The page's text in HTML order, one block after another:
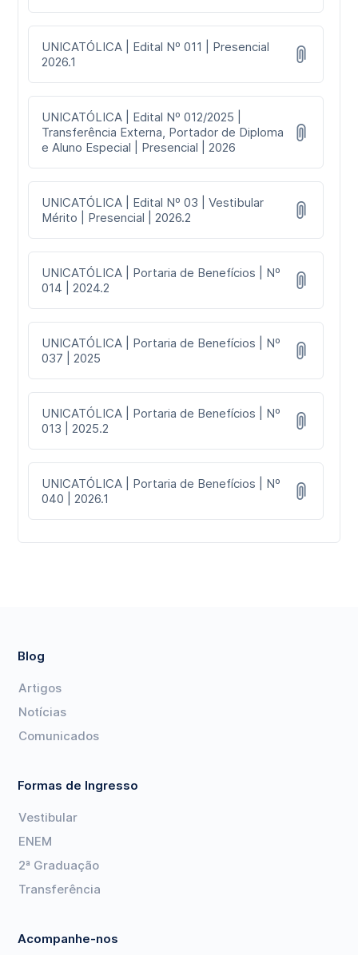
UNICATÓLICA | Edital Nº 011 | Presencial
2026.1
UNICATÓLICA | Edital Nº 012/2025 |
Transferência Externa, Portador de Diploma
e Aluno Especial | Presencial | 2026
UNICATÓLICA | Edital Nº 03 | Vestibular
Mérito | Presencial | 2026.2
UNICATÓLICA | Portaria de Benefícios | Nº
014 | 2024.2
UNICATÓLICA | Portaria de Benefícios | Nº
037 | 2025
UNICATÓLICA | Portaria de Benefícios | Nº
013 | 2025.2
UNICATÓLICA | Portaria de Benefícios | Nº
040 | 2026.1
Blog
Artigos
Notícias
Comunicados
Formas de Ingresso
Vestibular
ENEM
2ª Graduação
Transferência
Acompanhe-nos